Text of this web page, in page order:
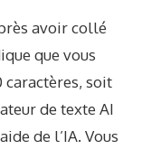
avoir collé
que vous
caractères, soit
de texte AI
de l’IA. Vous